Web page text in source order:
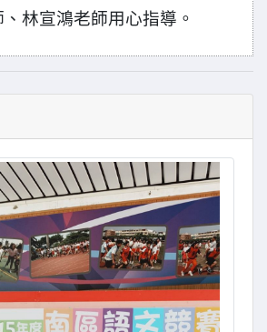
林宣鴻老師用心指導。